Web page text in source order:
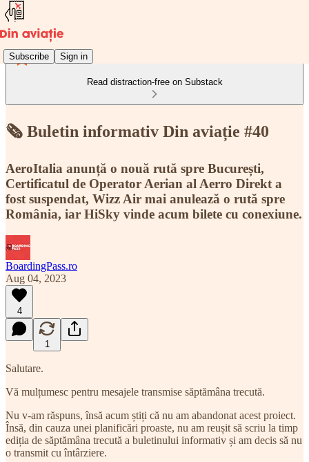
Subscribe Sign in
Read distraction-free on Substack
🗞️ Buletin informativ Din aviație #40
AeroItalia anunță o nouă rută spre București,
Certificatul de Operator Aerian al Aerro Direkt a
fost suspendat, Wizz Air mai anulează o rută spre
România, iar HiSky vinde acum bilete cu conexiune.
BoardingPass.ro
Aug 04, 2023
4
1
Salutare.
Vă mulțumesc pentru mesajele transmise săptămâna trecută.
Nu v-am răspuns, însă acum știți că nu am abandonat acest proiect.
Însă, din cauza unei planificări proaste, nu am reușit să scriu la timp
ediția de săptămâna trecută a buletinului informativ și am decis să nu
o transmit cu întârziere.